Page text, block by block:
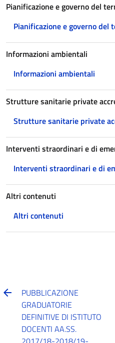
Pianificazione e governo del
Pianificazione e governo del
Informazioni ambientali
Informazioni ambientali
Strutture sanitarie private
Strutture sanitarie private
Interventi straordinari e di
Interventi straordinari e di
Altri contenuti
Altri contenuti
PUBBLICAZIONE
GRADUATORIE
DEFINITIVE DI ISTITUTO
DOCENTI AA.SS.